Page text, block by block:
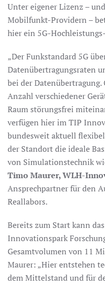
Unter eigener Lizenz –
Mobilfunkt-Providern –
hier ein 5G-
„Der Funkstandard 5G
Datenübertragungsraten
bei der
Anzahl verschiedener
Raum störungsfrei
verfügen hier im TIP
bundesweit aktuell
der Standort die ideale
von Simulationstechnik
Timo Maurer, WLH-
Ansprechpartner für den
Reallabors.
Bereits zum Start kann
Innovationspark
Gesamtvolumen von 11
Maurer: „Hier entstehen
dem Mittelstand und für